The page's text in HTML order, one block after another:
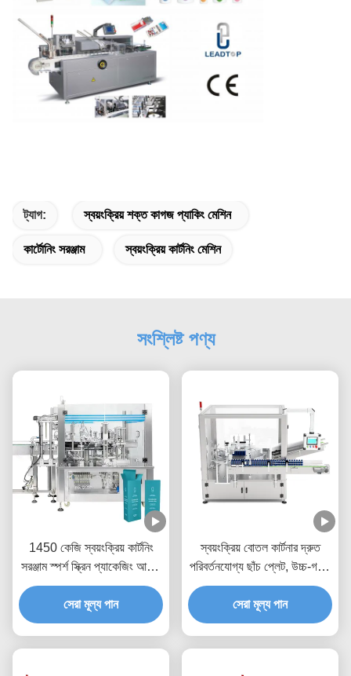
ট্যাগ: স্বয়ংক্রিয় শক্ত কাগজ প্যাকিং মেশিন
কার্টোনিং সরঞ্জাম স্বয়ংক্রিয় কার্টনিং মেশিন
সংশ্লিষ্ট পণ্য
1450 কেজি স্বয়ংক্রিয় কার্টনিং
সরঞ্জাম স্পর্শ স্ক্রিন প্যাকেজিং আকার
H15-60mm
সেরা মূল্য পান
স্বয়ংক্রিয় বোতল কার্টনার দ্রুত
পরিবর্তনযোগ্য ছাঁচ প্লেট, উচ্চ-গতির
কার্টনিংয়ের জন্য সুনির্দিষ্ট পার্শ্বীয়
চলাচল
সেরা মূল্য পান